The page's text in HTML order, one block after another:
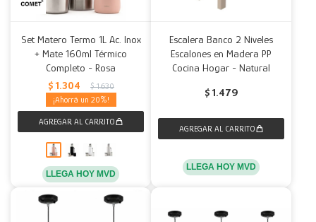
Set Matero Termo 1L Ac. Inox
+ Mate 160ml Térmico
Completo - Rosa
$ 1.304 $ 1.630
20
LLEGA HOY MVD
Escalera Banco 2 Niveles
Escalones en Madera PP
Cocina Hogar - Natural
$ 1.479
LLEGA HOY MVD